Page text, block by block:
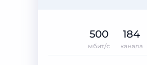
500
мбит/с
184
канала